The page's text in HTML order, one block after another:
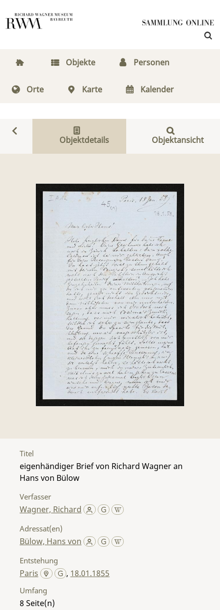
Objekte Personen
Orte Karte Kalender
Objektdetails Objektansicht
Titel
eigenhändiger Brief von Richard Wagner an
Hans von Bülow
Verfasser
Wagner, Richard
Adressat(en)
Bülow, Hans von
Entstehung
Paris , 18.01.1855
Umfang
8